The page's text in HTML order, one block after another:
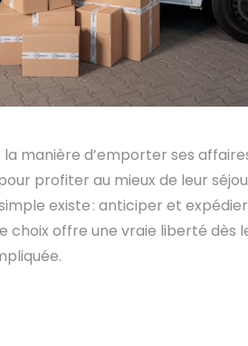
manière d’emporter ses
profiter au mieux de leur
existe : anticiper et
choix offre une vraie liberté dès